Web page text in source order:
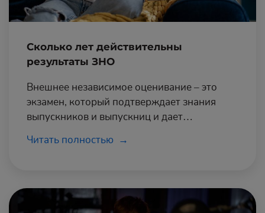
Сколько лет действительны
результаты ЗНО
Внешнее независимое оценивание – это
экзамен, который подтверждает знания
выпускников и выпускниц и дает
лестнице к высшему образованию.
Читать полностью